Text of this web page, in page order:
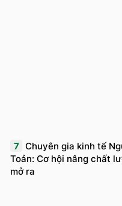
7 Chuyên gia kinh tế
Toản: Cơ hội nâng chất
mở ra